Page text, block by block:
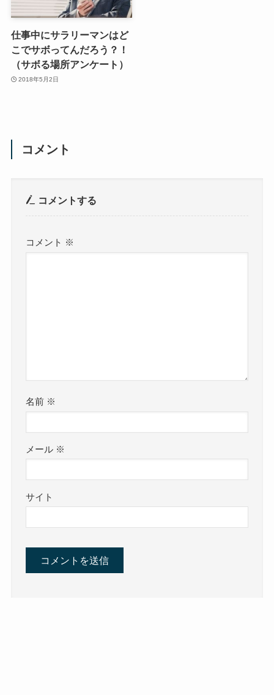
仕事中にサラリーマンはど
こでサボってんだろう？！
（サボる場所アンケート）
2018年5月2日
コメント
コメントする
コメント ※
名前 ※
メール ※
サイト